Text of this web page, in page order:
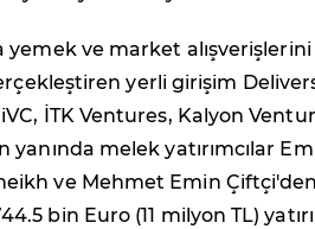
ve market alışverişlerini
yerli girişim
İTK Ventures, Kalyon
melek yatırımcılar
ve Mehmet Emin
bin Euro (11 milyon TL)